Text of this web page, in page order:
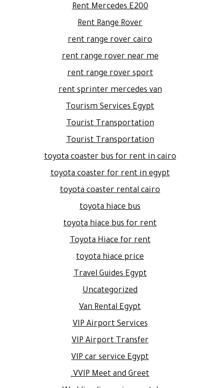
Rent Mercedes E200
Rent Range Rover
rent range rover cairo
rent range rover near me
rent range rover sport
rent sprinter mercedes van
Tourism Services Egypt
Tourist Transportation
Tourist Transportation
toyota coaster bus for rent in cairo
toyota coaster for rent in egypt
toyota coaster rental cairo
toyota hiace bus
toyota hiace bus for rent
Toyota Hiace for rent
toyota hiace price
Travel Guides Egypt
Uncategorized
Van Rental Egypt
VIP Airport Services
VIP Airport Transfer
VIP car service Egypt
VVIP Meet and Greet.